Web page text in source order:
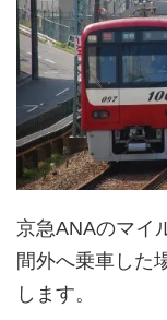
京急ANAのマイ
間外へ乗車した
します。